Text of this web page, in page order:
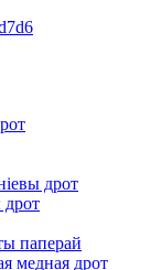
дрот
паперай
медная дрот